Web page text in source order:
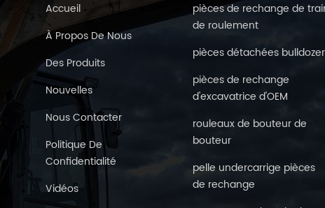
Accueil
À Propos De Nous
Des Produits
Nouvelles
Nous Contacter
Politique De
Confidentialité
Vidéos
pièces de rechange de
de roulement
pièces détachées bulldozer
pièces de rechange
d'excavatrice d'OEM
rouleaux de bouteur de
bouteur
pelle undercarrige pièces
de rechange